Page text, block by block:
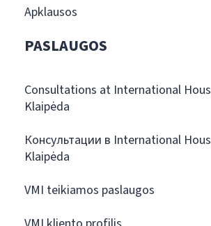
Apklausos
PASLAUGOS
Consultations at International
Klaipėda
Консультации в International
Klaipėda
VMI teikiamos paslaugos